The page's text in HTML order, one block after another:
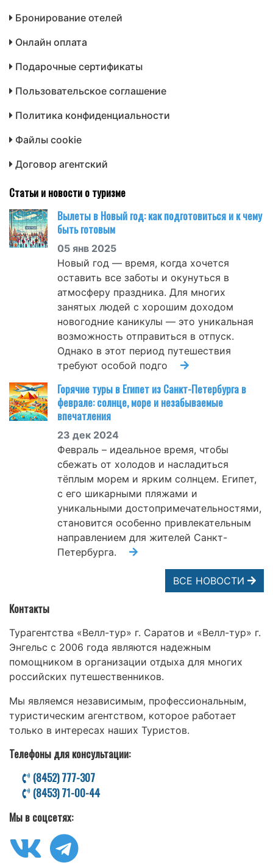
Бронирование отелей
Онлайн оплата
Подарочные сертификаты
Пользовательское соглашение
Политика конфиденциальности
Файлы cookie
Договор агентский
Статьи и новости о туризме
Вылеты в Новый год: как подготовиться и к чему
быть готовым
05 янв 2025
Новый год — время, когда хочется
оставить все заботы и окунуться в
атмосферу праздника. Для многих
занятых людей с хорошим доходом
новогодние каникулы — это уникальная
возможность отправиться в отпуск.
Однако в этот период путешествия
требуют особой подго
Горячие туры в Египет из Санкт-Петербурга в
феврале: солнце, море и незабываемые
впечатления
23 дек 2024
Февраль – идеальное время, чтобы
сбежать от холодов и насладиться
тёплым морем и ярким солнцем. Египет,
с его шикарными пляжами и
уникальными достопримечательностями,
становится особенно привлекательным
направлением для жителей Санкт-
Петербурга.
ВСЕ НОВОСТИ
Контакты
Турагентства «Велл-тур» г. Саратов и «Велл-тур» г.
Энгельс с 2006 года являются надежным
помощником в организации отдыха для многих
российских путешественников.
Мы являемся независимым, профессиональным,
туристическим агентством, которое работает
только в интересах наших Туристов.
Телефоны для консультации:
(8452) 777-307
(8453) 71-00-44
Мы в соцсетях: